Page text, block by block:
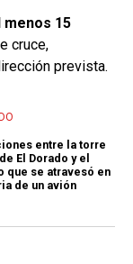
15
cruce,
prevista.
entre la torre
El Dorado y el
que se atravesó en
de un avión